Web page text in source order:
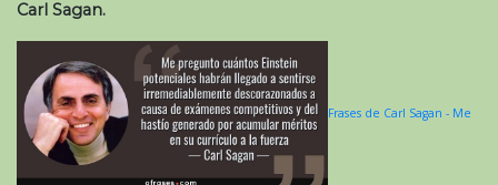
Carl Sagan.
Frases de Carl Sagan - Me